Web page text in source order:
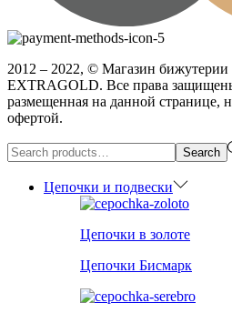
2012 – 2022, © Магазин бижутерии
EXTRAGOLD. Все права
размещенная на данной странице,
офертой.
Search
for:>
Search
Цепочки и подвески
Цепочки в золоте
Цепочки Бисмарк